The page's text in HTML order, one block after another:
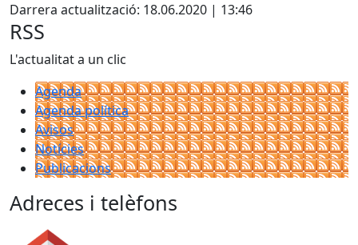
Darrera actualització: 18.06.2020 | 13:46
RSS
L'actualitat a un clic
Agenda
Agenda política
Avisos
Notícies
Publicacions
Adreces i telèfons